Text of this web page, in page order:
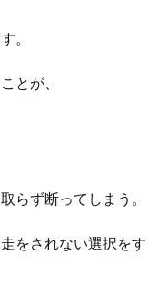
。
とが、
らず断ってしまう。
をされない選択をす